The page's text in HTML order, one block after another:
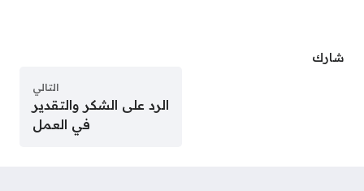
شارك
التالي
الرد على الشكر والتقدير
في العمل